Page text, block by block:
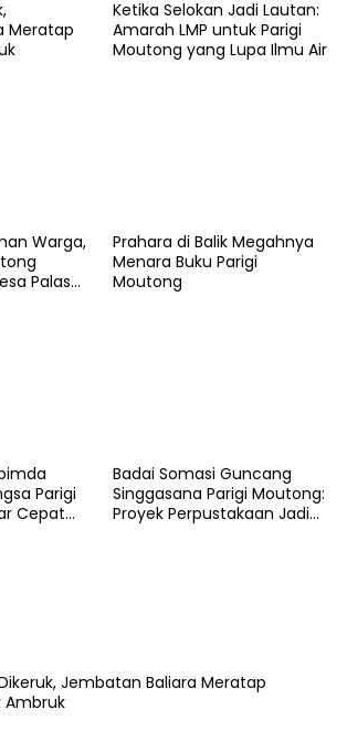
Meratap
Ketika Selokan Jadi Lautan:
Amarah LMP untuk Parigi
Moutong yang Lupa Ilmu Air
Warga,
Palasa
Prahara di Balik Megahnya
Menara Buku Parigi
Moutong
Parigi
Cepat
Badai Somasi Guncang
Singgasana Parigi Moutong:
Proyek Perpustakaan Jadi
Jembatan Baliara Meratap
Ambruk